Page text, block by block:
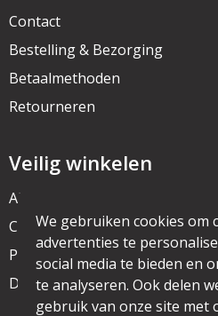
Contact
Bestelling & Bezorging
Betaalmethoden
Retourneren
Veilig winkelen
Algemene voorwaarden
Cookieverklaring
Privacyverklaring
Disclaimer
We gebruiken cookies om
advertenties te
social media te bieden en
te analyseren. Ook delen
gebruik van onze site met